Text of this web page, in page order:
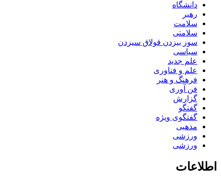
دانشگاه
رهبر
سلامت
سلامتی
سوز بیزدن قولاق سیزدن
سیاسی
علم جدید
علم و فناوری
فرهنگ و هنر
فن آوری
گزارش
گفتگو
گفتگوی ویژه
مذهبی
ورزشی
ورزشی
اطلاعات